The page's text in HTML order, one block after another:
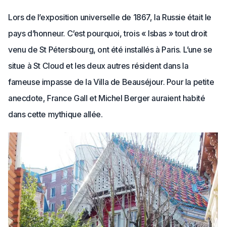
Lors de l’exposition universelle de 1867, la Russie était le
pays d’honneur. C’est pourquoi, trois « Isbas » tout droit
venu de St Pétersbourg, ont été installés à Paris. L’une se
situe à St Cloud et les deux autres résident dans la
fameuse impasse de la Villa de Beauséjour. Pour la petite
anecdote, France Gall et Michel Berger auraient habité
dans cette mythique allée.